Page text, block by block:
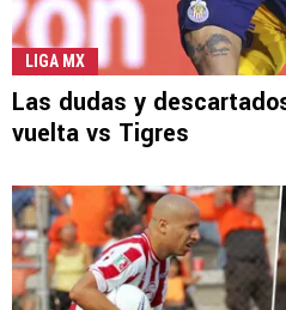
LIGA MX
Las dudas y
vuelta vs Tigres